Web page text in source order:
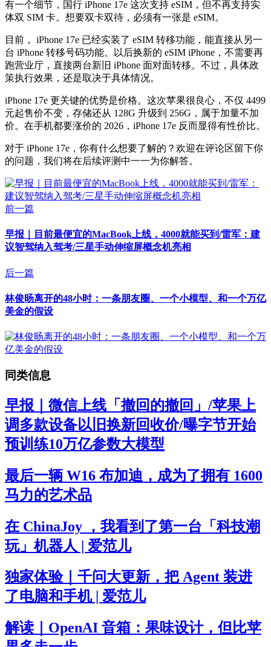
有一个细节，国行 iPhone 17e 这次支持 eSIM，但不再支持实
体双 SIM 卡。想要双卡双待，必须有一张是 eSIM。
目前， iPhone 17e 已经实装了 eSIM 转移功能，能直接从另一
台 iPhone 转移号码功能。以后换新的 eSIM iPhone，不需要再
跑营业厅，直接两台新旧 iPhone 面对面转移。不过，具体政
策执行效果，还是取决于具体情况。
iPhone 17e 更关键的优势是价格。这次苹果很良心，不仅 4499
元起售价不变，存储还从 128G 升级到 256G，属于加量不加
价。在手机都要涨价的 2026，iPhone 17e 反而显得有性价比。
对于 iPhone 17e，你有什么想要了解的？欢迎在评论区留下你
的问题，我们将在后续评测中一一为你解答。
前一篇
早报｜目前最便宜的MacBook上线，4000就能买到/雷军：建
议智驾纳入驾考/三星手动伸缩屏概念机亮相
后一篇
林俊旸离开的48小时：一条朋友圈、一个小模型、和一个万亿
美金的假设
同类信息
早报｜微信上线「撤回的撤回」/苹果上
调多款设备以旧换新回收价/曝字节开始
预训练10万亿参数大模型
最后一辆 W16 布加迪，成为了拥有 1600
马力的艺术品
在 ChinaJoy ，我看到了第一台「科技潮
玩」机器人 | 爱范儿
独家体验｜千问大更新，把 Agent 装进
了电脑和手机 | 爱范儿
解读｜OpenAI 音箱：果味设计，但比苹